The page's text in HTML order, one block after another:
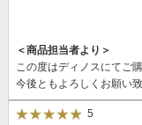
＜商品担当者より＞
この度はディノスにてご
今後ともよろしくお願い致
5